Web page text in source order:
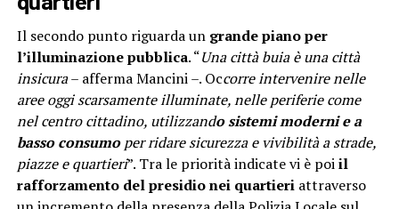
Il secondo punto riguarda un grande piano per
l’illuminazione pubblica. “Una città buia è una città
insicura– afferma Mancini –. Occorre intervenire nelle
aree oggi scarsamente illuminate, nelle periferie come
nel centro cittadino, utilizzando sistemi moderni e a
basso consumoper ridare sicurezza e vivibilità a strade,
piazze e quartieri”. Tra le priorità indicate vi è poiil
rafforzamento del presidio nei quartieriattraverso